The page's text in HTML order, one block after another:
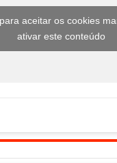
aceitar os cookies
ativar este conteúdo